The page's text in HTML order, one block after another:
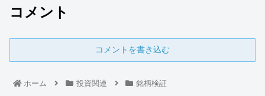
コメント
コメントを書き込む
ホーム 投資関連 銘柄検証